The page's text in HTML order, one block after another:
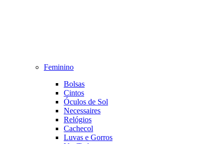
Feminino
Bolsas
Cintos
Óculos de Sol
Necessaires
Relógios
Cachecol
Luvas e Gorros